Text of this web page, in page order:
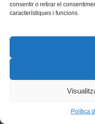
consentir o retirar el
característiques i funcions.
Política